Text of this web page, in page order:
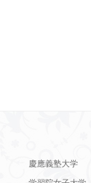
慶應義塾大学